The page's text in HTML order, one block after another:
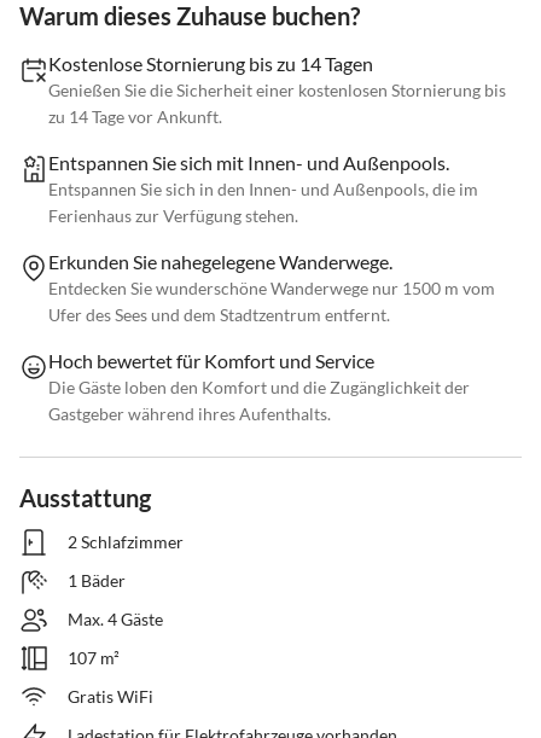
Warum dieses Zuhause buchen?
Kostenlose Stornierung bis zu 14 Tagen
Genießen Sie die Sicherheit einer kostenlosen Stornierung bis
zu 14 Tage vor Ankunft.
Entspannen Sie sich mit Innen- und Außenpools.
Entspannen Sie sich in den Innen- und Außenpools, die im
Ferienhaus zur Verfügung stehen.
Erkunden Sie nahegelegene Wanderwege.
Entdecken Sie wunderschöne Wanderwege nur 1500 m vom
Ufer des Sees und dem Stadtzentrum entfernt.
Hoch bewertet für Komfort und Service
Die Gäste loben den Komfort und die Zugänglichkeit der
Gastgeber während ihres Aufenthalts.
Ausstattung
2 Schlafzimmer
1 Bäder
Max. 4 Gäste
107 m²
Gratis WiFi